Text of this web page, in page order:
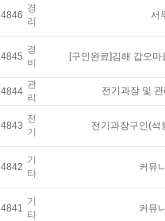
4846
경
리
서
4845
경
비
[구인완료]김해 갑오
4844
관
리
전기과장 및
4843
전
기
전기과장구인(석
4842
기
타
커뮤
4841
기
타
커뮤